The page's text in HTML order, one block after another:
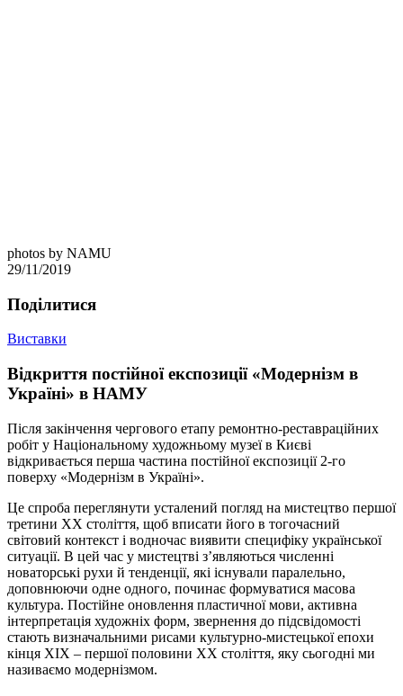
photos by NAMU
29/11/2019
Подiлитися
Виставки
Відкриття постійної експозиції «Модернізм в
Україні» в НАМУ
Після закінчення чергового етапу ремонтно-реставраційних
робіт у Національному художньому музеї в Києві
відкривається перша частина постійної експозиції 2-го
поверху «Модернізм в Україні».
Це спроба переглянути усталений погляд на мистецтво першої
третини ХХ століття, щоб вписати його в тогочасний
світовий контекст і водночас виявити специфіку української
ситуації. В цей час у мистецтві з’являються численні
новаторські рухи й тенденції, які існували паралельно,
доповнюючи одне одного, починає формуватися масова
культура. Постійне оновлення пластичної мови, активна
інтерпретація художніх форм, звернення до підсвідомості
стають визначальними рисами культурно-мистецької епохи
кінця ХІХ – першої половини ХХ століття, яку сьогодні ми
називаємо модернізмом.